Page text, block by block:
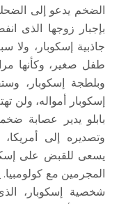
الضخم يدعو إلى الضحك،
بإجبار زوجها الذى
جاذبية إسكوبار، ولا
طفل صغير، وكأنها
وبلطجة إسكوبار،
إسكوبار أمواله، ولن
بابلو يدير عصابة
وتصديره إلى
يسعى للقبض على
المجرمين مع
شخصية إسكوبار،